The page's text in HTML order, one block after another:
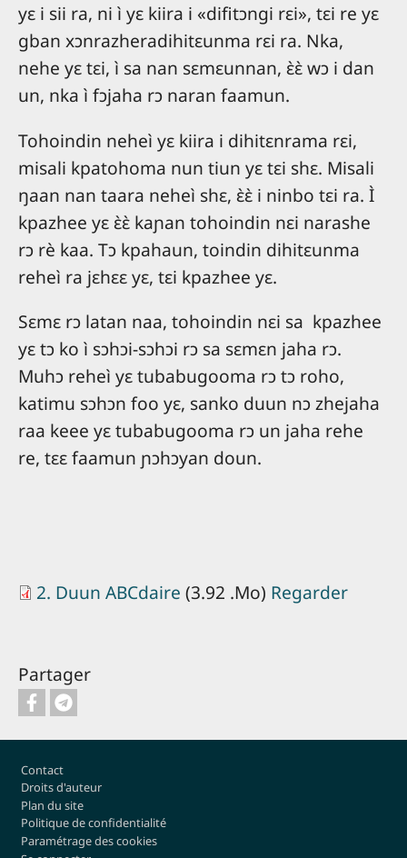
yɛ i sii ra, ni ì yɛ kiira i «difitɔngi rɛi», tɛi re yɛ
gban xɔnrazheradihitɛunma rɛi ra. Nka,
nehe yɛ tɛi, ì sa nan sɛmɛunnan, ɛ̀ɛ̀ wɔ i dan
un, nka ì fɔjaha rɔ naran faamun.
Tohoindin neheì yɛ kiira i dihitɛnrama rɛi,
misali kpatohoma nun tiun yɛ tɛi shɛ. Misali
ŋaan nan taara neheì shɛ, ɛ̀ɛ̀ i ninbo tɛi ra. Ì
kpazhee yɛ ɛ̀ɛ̀ kaɲan tohoindin nɛi narashe
rɔ rè kaa. Tɔ kpahaun, toindin dihitɛunma
reheì ra jɛhɛɛ yɛ, tɛi kpazhee yɛ.
Sɛmɛ rɔ latan naa, tohoindin nɛi sa kpazhee
yɛ tɔ ko ì sɔhɔi-sɔhɔi rɔ sa sɛmɛn jaha rɔ.
Muhɔ reheì yɛ tubabugooma rɔ tɔ roho,
katimu sɔhɔn foo yɛ, sanko duun nɔ zhejaha
raa keee yɛ tubabugooma rɔ un jaha rehe
re, tɛɛ faamun ɲɔhɔyan doun.
2. Duun ABCdaire (3.92 .Mo) Regarder
Partager
Pied de page
Contact
Droits d'auteur
Plan du site
Politique de confidentialité
Paramétrage des cookies